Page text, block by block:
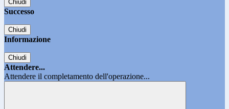
Chiudi
Successo
Chiudi
Informazione
Chiudi
Attendere...
Attendere il completamento dell'operazione...